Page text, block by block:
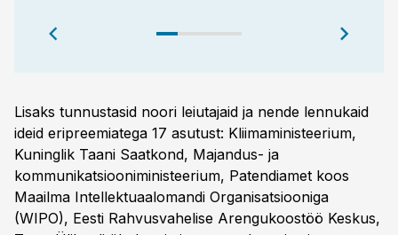
Lisaks tunnustasid noori leiutajaid ja nende lennukaid
ideid eripreemiatega 17 asutust: Kliimaministeerium,
Kuninglik Taani Saatkond, Majandus- ja
kommunikatsiooniministeerium, Patendiamet koos
Maailma Intellektuaalomandi Organisatsiooniga
(WIPO), Eesti Rahvusvahelise Arengukoostöö Keskus,